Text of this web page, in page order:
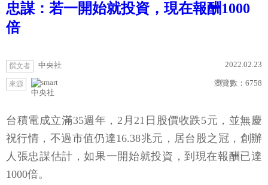
忠謀：若一開始就投資，現在報酬1000
倍
撰文者 中央社 2022.02.23
來源
中央社
瀏覽數： 6758
台積電成立滿35週年，2月21日股價收跌5元，並無慶
祝行情，不過市值仍達16.38兆元，居台股之冠，創辦
人張忠謀估計，如果一開始就投資，到現在報酬已達
1000倍。